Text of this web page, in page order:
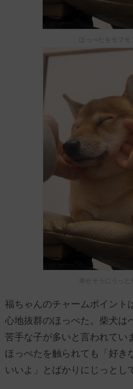
ほっぺたをモフ
幸せそうにうっと
福ちゃんのチャームポイント
心地抜群のほっぺた。柴犬は
苦手な子が多いと言われてい
ほっぺたを触られても「好き
いいよ」とばかりにじっとし